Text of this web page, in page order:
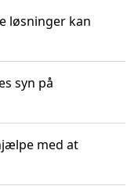
løsninger kan
syn på
med at